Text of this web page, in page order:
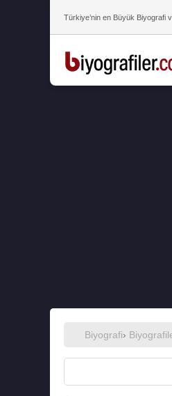
Türkiye’nin en Büyük Biyografi
Biyografi›